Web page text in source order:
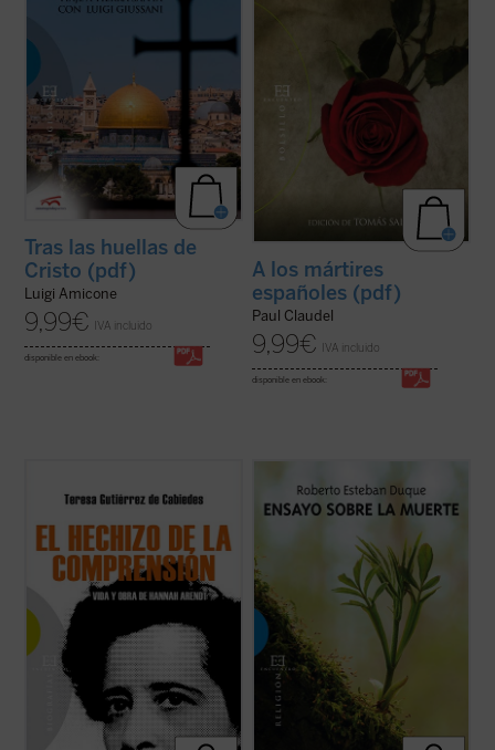
Tras las huellas de
Cristo (pdf)
Luigi Amicone
9,99€ IVA incluido
disponible en ebook:
A los mártires
españoles (pdf)
Paul Claudel
9,99€ IVA incluido
disponible en ebook:
¿Puede el eco cobrar fuerza con el tiempo,
Hannah Arendt para que, casi cuarenta
años después de morir, su voz siga
originando huracanes en el mundo
contemporáneo? ...
(ver ficha)
¿Es la muerte la auténtica limitación de
el contrario, enseñándonos a descubrir lo
esencial de la vida nos muestra aquello que
no puede ...